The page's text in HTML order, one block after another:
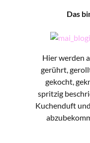
Das
Hier werden
gerührt,
gekocht,
spritzig
Kuchenduft